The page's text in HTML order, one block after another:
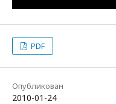
PDF
Опубликован
2010-01-24